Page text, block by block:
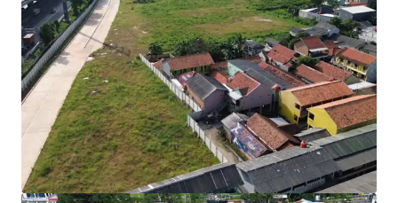
Plot Ratio (KLB) : 1.9
Height Limitation : 48 meters
Ownership : Right to Build (HGB/Hak Guna
Bangunan).